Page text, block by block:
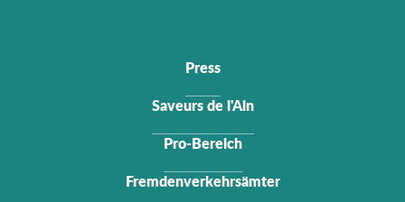
Press
Saveurs de l'Ain
Pro-Bereich
Fremdenverkehrsämter